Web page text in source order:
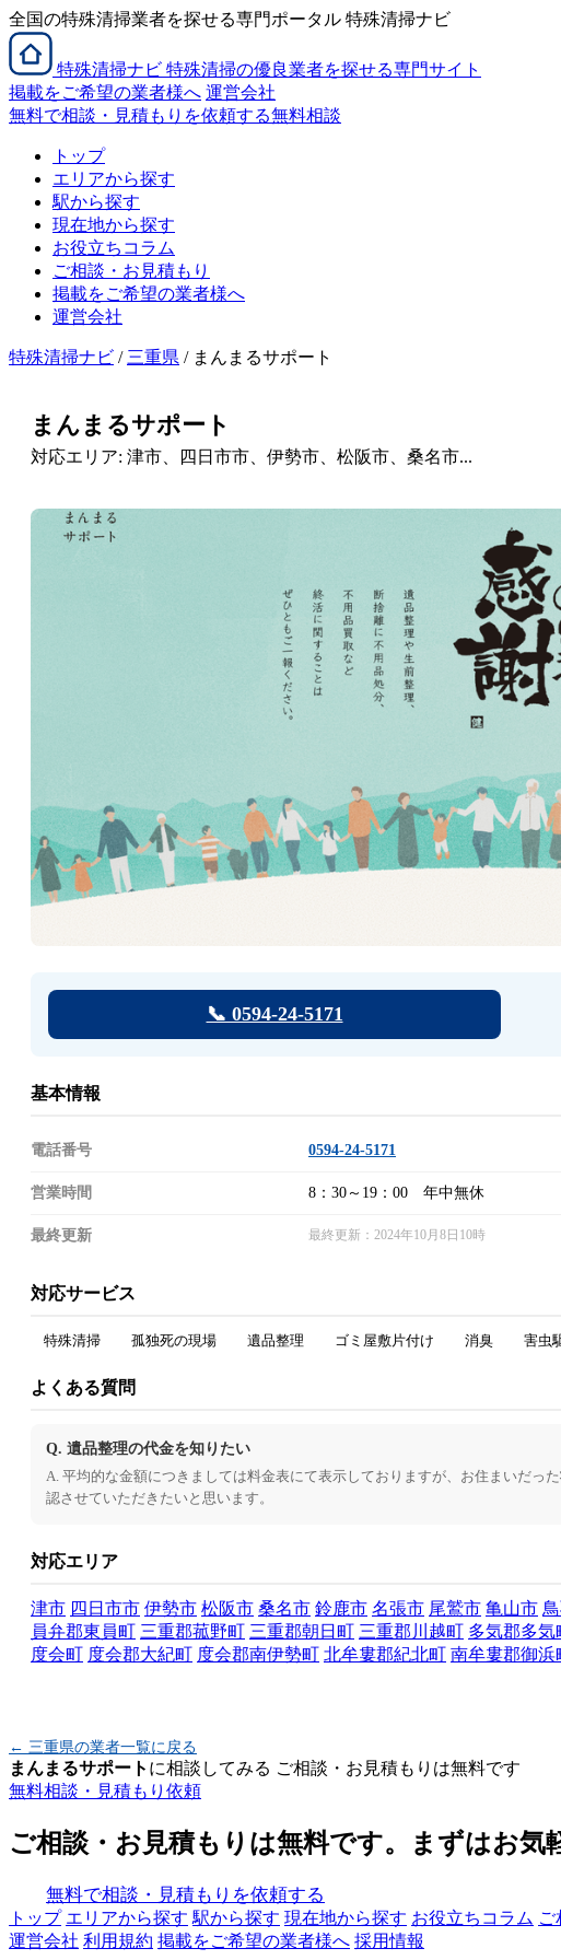
全国の特殊清掃業者を探せる専門ポータル 特殊清掃ナビ
特殊清掃ナビ 特殊清掃の優良業者を探せる専門サイト
掲載をご希望の業者様へ 運営会社
無料で相談・見積もりを依頼する無料相談
トップ
エリアから探す
駅から探す
現在地から探す
お役立ちコラム
ご相談・お見積もり
掲載をご希望の業者様へ
運営会社
特殊清掃ナビ / 三重県 / まんまるサポート
まんまるサポート
対応エリア: 津市、四日市市、伊勢市、松阪市、桑名市...
📞 0594-24-5171
基本情報
電話番号 0594-24-5171
営業時間 8：30～19：00 年中無休
最終更新 最終更新：2024年10月8日10時
対応サービス
特殊清掃 孤独死の現場 遺品整理 ゴミ屋敷片付け 消臭 害虫
よくある質問
Q. 遺品整理の代金を知りたい
A. 平均的な金額につきましては料金表にて表示しておりますが、お住まいだっ
認させていただきたいと思います。
対応エリア
津市 四日市市 伊勢市 松阪市 桑名市 鈴鹿市 名張市 尾鷲市 亀山市
員弁郡東員町 三重郡菰野町 三重郡朝日町 三重郡川越町 多気郡多気
度会町 度会郡大紀町 度会郡南伊勢町 北牟婁郡紀北町 南牟婁郡御浜
← 三重県の業者一覧に戻る
まんまるサポート に相談してみる ご相談・お見積もりは無料です
無料相談・見積もり依頼
ご相談・お見積もりは無料です。まずはお気
無料で相談・見積もりを依頼する
トップ エリアから探す 駅から探す 現在地から探す お役立ちコラム ご
運営会社 利用規約 掲載をご希望の業者様へ 採用情報